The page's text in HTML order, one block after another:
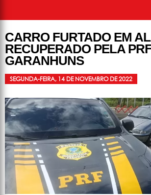
CARRO FURTADO EM
RECUPERADO PELA
GARANHUNS
SEGUNDA-FEIRA, 14 DE NOVEMBRO DE 2022